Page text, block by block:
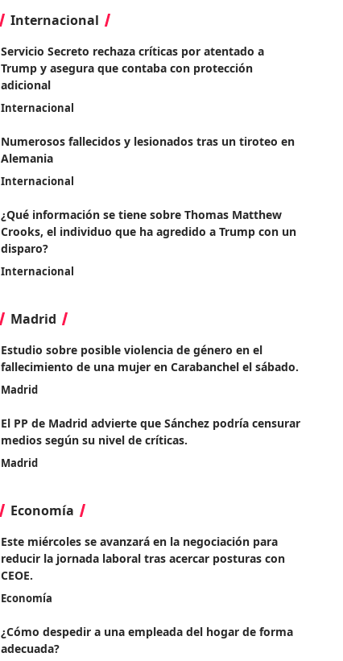
Internacional
Servicio Secreto rechaza críticas por atentado a
Trump y asegura que contaba con protección
adicional
Internacional
Numerosos fallecidos y lesionados tras un tiroteo en
Alemania
Internacional
¿Qué información se tiene sobre Thomas Matthew
Crooks, el individuo que ha agredido a Trump con un
disparo?
Internacional
Madrid
Estudio sobre posible violencia de género en el
fallecimiento de una mujer en Carabanchel el sábado.
Madrid
El PP de Madrid advierte que Sánchez podría censurar
medios según su nivel de críticas.
Madrid
Economía
Este miércoles se avanzará en la negociación para
reducir la jornada laboral tras acercar posturas con
CEOE.
Economía
¿Cómo despedir a una empleada del hogar de forma
adecuada?